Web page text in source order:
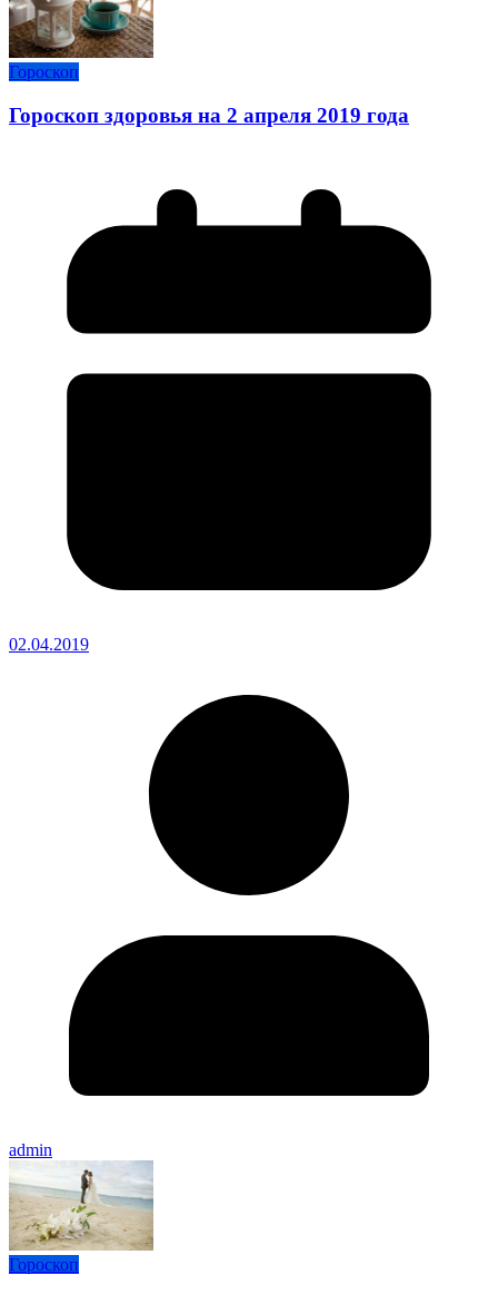
Гороскоп
Гороскоп здоровья на 2 апреля 2019 года
02.04.2019
admin
Гороскоп